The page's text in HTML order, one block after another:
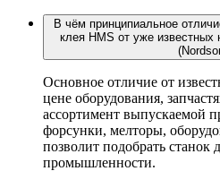
В чём принципиальное
клея HMS от уже
Основное отличие от
цене оборудования,
ассортимент выпускаемой
форсунки, мелторы,
позволит подобрать станок
промышленности.